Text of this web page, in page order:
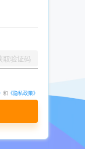
境，通过客套系统
设期。销售团队结
对比工具"，在3个
。更值得关注的
品路线图，推动企
技术赋能重新定义
取验证码
和 《隐私政策》